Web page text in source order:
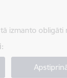
izmanto